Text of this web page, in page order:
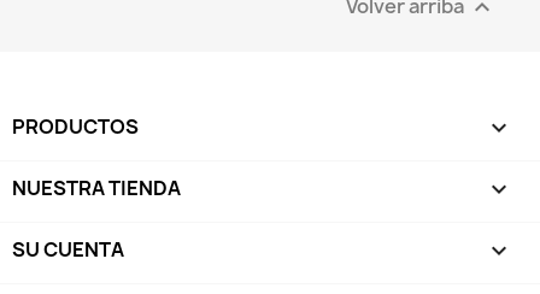
Volver arriba 
PRODUCTOS 
NUESTRA TIENDA 
SU CUENTA 